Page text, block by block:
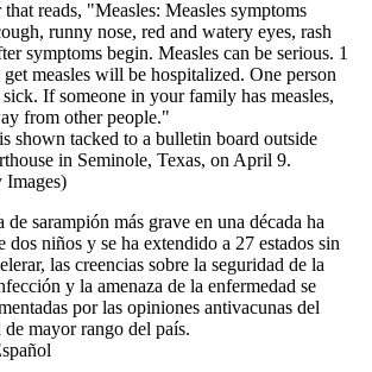
shown tacked to a bulletin board outside
in Seminole, Texas, on April 9.
sarampión más grave en una década ha
dos niños y se ha extendido a 27 estados sin
las creencias sobre la seguridad de la
y la amenaza de la enfermedad se
por las opiniones antivacunas del
mayor rango del país.